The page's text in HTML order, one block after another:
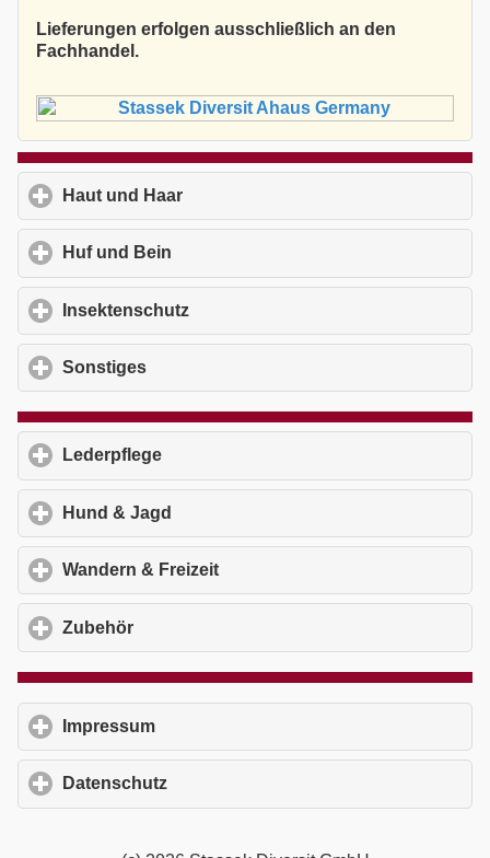
Lieferungen erfolgen ausschließlich an den
Fachhandel.
Haut und Haar
Huf und Bein
Insektenschutz
Sonstiges
Lederpflege
Hund & Jagd
Wandern & Freizeit
Zubehör
Impressum
Datenschutz